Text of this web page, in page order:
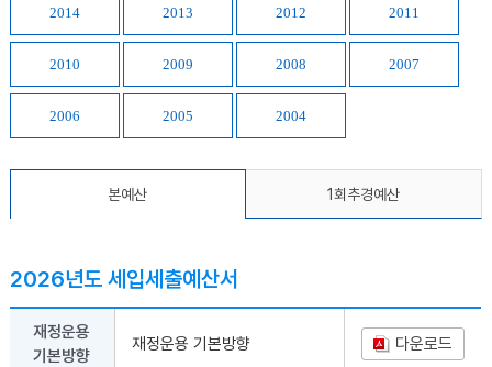
2014 2013 2012 2011
2010 2009 2008 2007
2006 2005 2004
본예산 1회추경예산
2026년도 세입세출예산서
재정운용
기본방향
재정운용 기본방향 다운로드